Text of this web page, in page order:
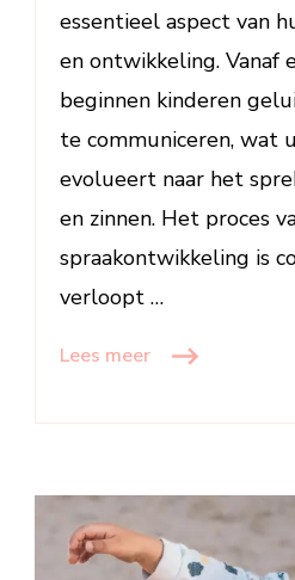
essentieel aspect van
en ontwikkeling. Vanaf
beginnen kinderen
te communiceren, wat
evolueert naar het
en zinnen. Het proces
spraakontwikkeling is
verloopt …
Lees meer